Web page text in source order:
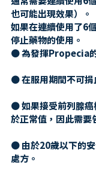
也可能出現效果）。
如果在連續使用了6
停止藥物的使用。
● 為發揮Propecia
● 在服用期間不可捐
● 如果接受前列腺癌
於正常值，因此需
● 由於20歲以下的
處方。